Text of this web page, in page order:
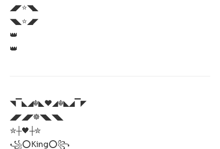
◢◤⭐◥◣
◥◣⭐◢◤
👑
👑
◥▔◣◢☬◣♥️◢☬◣◢▔◤
◢◤◢◤☸◥◣◥◣
✮┼🖤┼✮
꧁⭕King⭕꧂